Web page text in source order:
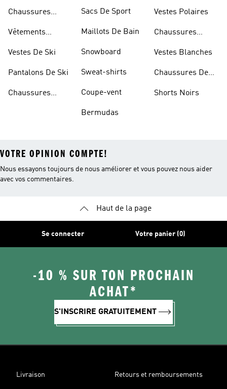
Chaussures
Vêtements
Vestes De Ski
Pantalons De Ski
Chaussures
Sacs De Sport
Maillots De Bain
Snowboard
Sweat-shirts
Coupe-vent
Bermudas
Vestes Polaires
Chaussures
Vestes Blanches
Chaussures De
Shorts Noirs
VOTRE OPINION COMPTE!
Nous essayons toujours de nous améliorer et vous pouvez nous aider
avec vos commentaires.
Haut de la page
Se connecter Votre panier (0)
-10 % SUR TON PROCHAIN
ACHAT*
S'INSCRIRE GRATUITEMENT
Livraison Retours et remboursements